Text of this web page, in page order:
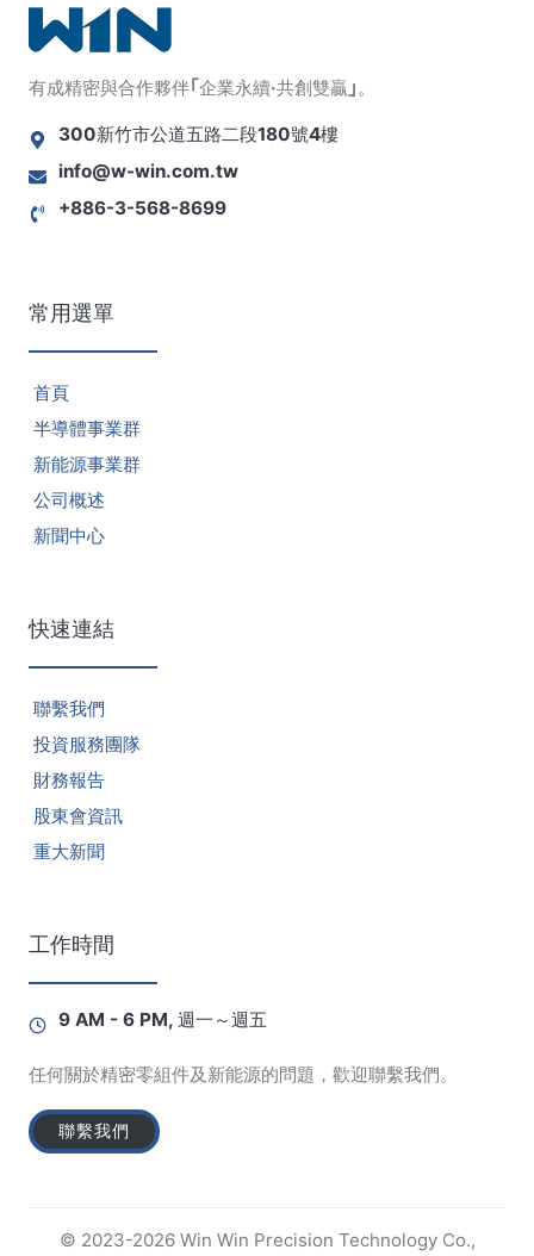
有成精密與合作夥伴｢企業永續·共創雙贏｣。
300新竹市公道五路二段180號4樓
info@w-win.com.tw
+886-3-568-8699
常用選單
首頁
半導體事業群
新能源事業群
公司概述
新聞中心
快速連結
聯繫我們
投資服務團隊
財務報告
股東會資訊
重大新聞
工作時間
9 AM - 6 PM, 週一～週五
任何關於精密零組件及新能源的問題，歡迎聯繫我們。
聯繫我們
© 2023-2026 Win Win Precision Technology Co.,